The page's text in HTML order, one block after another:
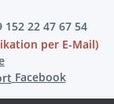
152 22 47 67 54
per E-Mail)
Facebook